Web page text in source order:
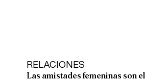
RELACIONES
Las amistades femeninas son el